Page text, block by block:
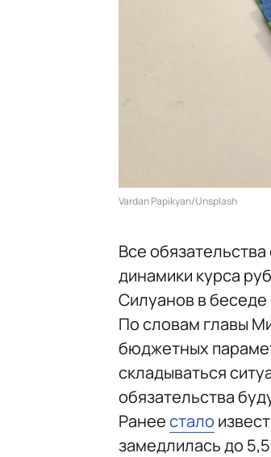
Vardan Papikyan/Unsplash
Все
динамики курса
Силуанов в
По словам главы
бюджетных
складываться
обязательства
Ранеестало
замедлилась до